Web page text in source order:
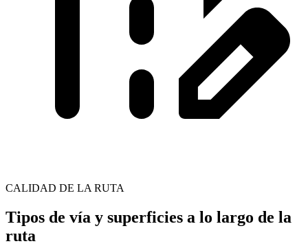
CALIDAD DE LA RUTA
Tipos de vía y superficies a lo largo de la
ruta